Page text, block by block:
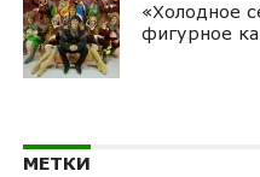
«Холодное
фигурное
МЕТКИ